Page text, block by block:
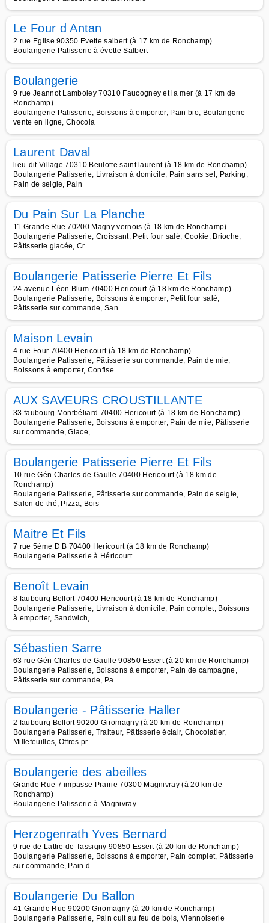
Le Four d Antan
2 rue Eglise 90350 Evette salbert (à 17 km de Ronchamp)
Boulangerie Patisserie à évette Salbert
Boulangerie
9 rue Jeannot Lamboley 70310 Faucogney et la mer (à 17 km de
Ronchamp)
Boulangerie Patisserie, Boissons à emporter, Pain bio, Boulangerie
vente en ligne, Chocola
Laurent Daval
lieu-dit Village 70310 Beulotte saint laurent (à 18 km de Ronchamp)
Boulangerie Patisserie, Livraison à domicile, Pain sans sel, Parking,
Pain de seigle, Pain
Du Pain Sur La Planche
11 Grande Rue 70200 Magny vernois (à 18 km de Ronchamp)
Boulangerie Patisserie, Croissant, Petit four salé, Cookie, Brioche,
Pâtisserie glacée, Cr
Boulangerie Patisserie Pierre Et Fils
24 avenue Léon Blum 70400 Hericourt (à 18 km de Ronchamp)
Boulangerie Patisserie, Boissons à emporter, Petit four salé,
Pâtisserie sur commande, San
Maison Levain
4 rue Four 70400 Hericourt (à 18 km de Ronchamp)
Boulangerie Patisserie, Pâtisserie sur commande, Pain de mie,
Boissons à emporter, Confise
AUX SAVEURS CROUSTILLANTE
33 faubourg Montbéliard 70400 Hericourt (à 18 km de Ronchamp)
Boulangerie Patisserie, Boissons à emporter, Pain de mie, Pâtisserie
sur commande, Glace,
Boulangerie Patisserie Pierre Et Fils
10 rue Gén Charles de Gaulle 70400 Hericourt (à 18 km de
Ronchamp)
Boulangerie Patisserie, Pâtisserie sur commande, Pain de seigle,
Salon de thé, Pizza, Bois
Maitre Et Fils
7 rue 5ème D B 70400 Hericourt (à 18 km de Ronchamp)
Boulangerie Patisserie à Héricourt
Benoît Levain
8 faubourg Belfort 70400 Hericourt (à 18 km de Ronchamp)
Boulangerie Patisserie, Livraison à domicile, Pain complet, Boissons
à emporter, Sandwich,
Sébastien Sarre
63 rue Gén Charles de Gaulle 90850 Essert (à 20 km de Ronchamp)
Boulangerie Patisserie, Boissons à emporter, Pain de campagne,
Pâtisserie sur commande, Pa
Boulangerie - Pâtisserie Haller
2 faubourg Belfort 90200 Giromagny (à 20 km de Ronchamp)
Boulangerie Patisserie, Traiteur, Pâtisserie éclair, Chocolatier,
Millefeuilles, Offres pr
Boulangerie des abeilles
Grande Rue 7 impasse Prairie 70300 Magnivray (à 20 km de
Ronchamp)
Boulangerie Patisserie à Magnivray
Herzogenrath Yves Bernard
9 rue de Lattre de Tassigny 90850 Essert (à 20 km de Ronchamp)
Boulangerie Patisserie, Boissons à emporter, Pain complet, Pâtisserie
sur commande, Pain d
Boulangerie Du Ballon
41 Grande Rue 90200 Giromagny (à 20 km de Ronchamp)
Boulangerie Patisserie, Pain cuit au feu de bois, Viennoiserie